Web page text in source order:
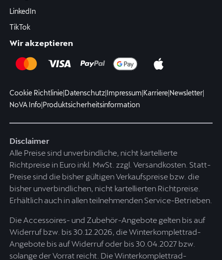
LinkedIn
TikTok
Wir akzeptieren
Cookie Richtlinie|Datenschutz|Impressum|Karriere|Newsletter|
NoVA Info|Produktsicherheitsinformation
Disclaimer
Alle Preise sind unverbindliche, nicht kartellierte
Richtpreise in Euro inkl. MwSt. zzgl. Versandkosten. Statt-
Preise sind die bisher gültigen Verkaufspreise bzw. die
bisher unverbindlichen, nicht kartellierten Richtpreise.
Erhältlich auch in allen teilnehmenden Service-Betrieben.
Die Accessoires- und Zubehör-Angebote gelten bis auf
Widerruf bzw. bis 30.12.2026, die Winterkomplettrad-
Angebote bis auf Widerruf oder bis 30.04.2027 bzw.
solange der Vorrat reicht. Die Winterkomplettrad-